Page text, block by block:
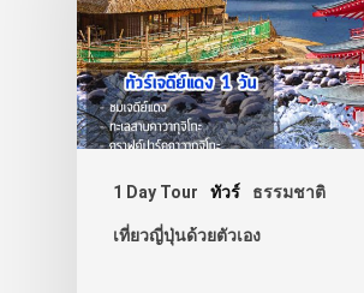
1 Day Tour ทัวร์ ธรรมชาติ
เที่ยวญี่ปุ่นด้วยตัวเอง